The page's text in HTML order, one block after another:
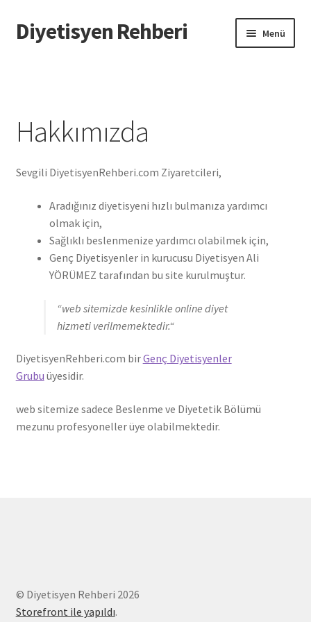
Dolaşıma
geç
İçeriğe
geç
Diyetisyen Rehberi Menü
Hata Bildir
iletişim
Sayfamı Düzenlemek İstiyorum
Hakkımızda
Sevgili DiyetisyenRehberi.com Ziyaretcileri,
Aradığınız diyetisyeni hızlı bulmanıza yardımcı
olmak için,
Sağlıklı beslenmenize yardımcı olabilmek için,
Genç Diyetisyenler in kurucusu Diyetisyen Ali
YÖRÜMEZ tarafından bu site kurulmuştur.
“web sitemizde kesinlikle online diyet
hizmeti verilmemektedir.“
DiyetisyenRehberi.com birGenç Diyetisyenler
Grubu üyesidir.
web sitemize sadece Beslenme ve Diyetetik Bölümü
mezunu profesyoneller üye olabilmektedir.
© Diyetisyen Rehberi 2026
Storefront ile yapıldı.